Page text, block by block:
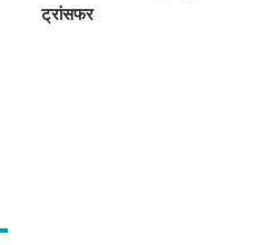
ट्रांसफर